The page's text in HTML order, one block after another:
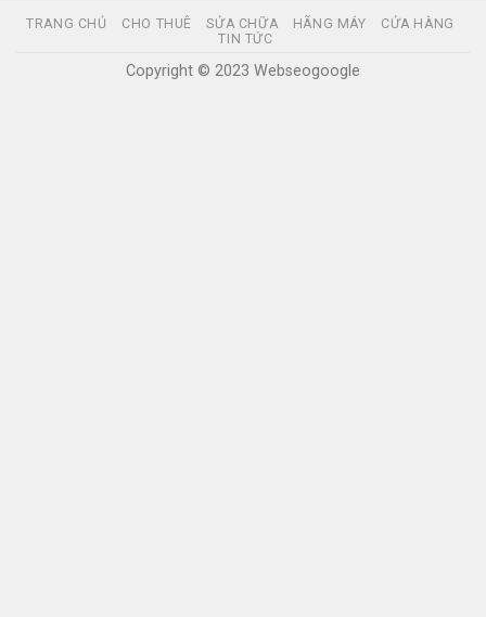
TRANG CHỦ CHO THUÊ SỬA CHỮA HÃNG MÁY
CỬA HÀNG
TIN TỨC
Copyright © 2023 Webseogoogle